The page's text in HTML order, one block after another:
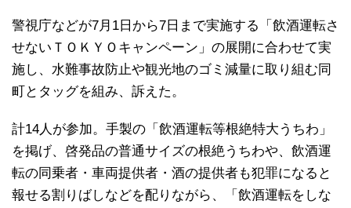
警視庁などが7月1日から7日まで実施する「飲酒運転さ
せないＴＯＫＹＯキャンペーン」の展開に合わせて実
施し、水難事故防止や観光地のゴミ減量に取り組む同
町とタッグを組み、訴えた。
計14人が参加。手製の「飲酒運転等根絶特大うちわ」
を掲げ、啓発品の普通サイズの根絶うちわや、飲酒運
転の同乗者・車両提供者・酒の提供者も犯罪になると
報せる割りばしなどを配りながら、「飲酒運転をしな